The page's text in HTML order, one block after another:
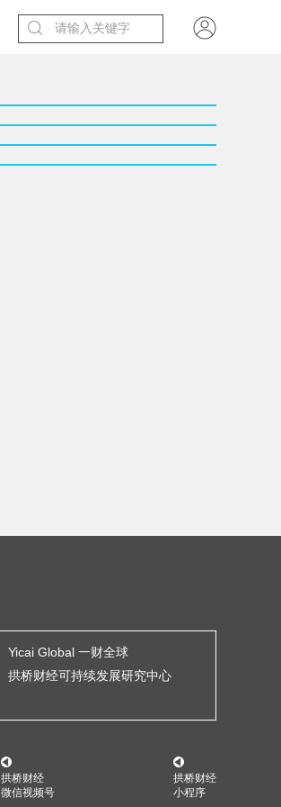
Yicai Global 一财全球
拱桥财经可持续发展研究中心
拱桥财经
微信视频号
拱桥财经
小程序